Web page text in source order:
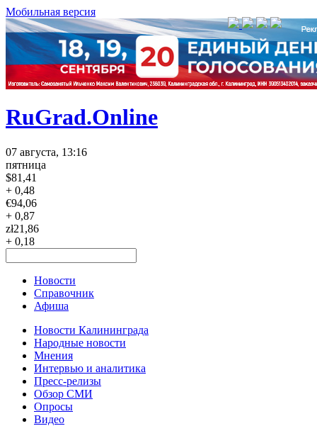
Мобильная версия
RuGrad.Online
07 августа, 13:16
пятница
$81,41
+ 0,48
€94,06
+ 0,87
zł21,86
+ 0,18
Новости
Справочник
Афиша
Новости Калининграда
Народные новости
Мнения
Интервью и аналитика
Пресс-релизы
Обзор СМИ
Опросы
Видео